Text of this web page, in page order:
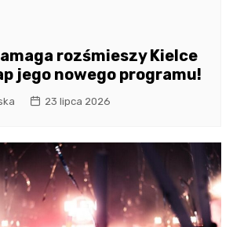
rozśmieszy Kielce
jego nowego programu!
23 lipca 2026